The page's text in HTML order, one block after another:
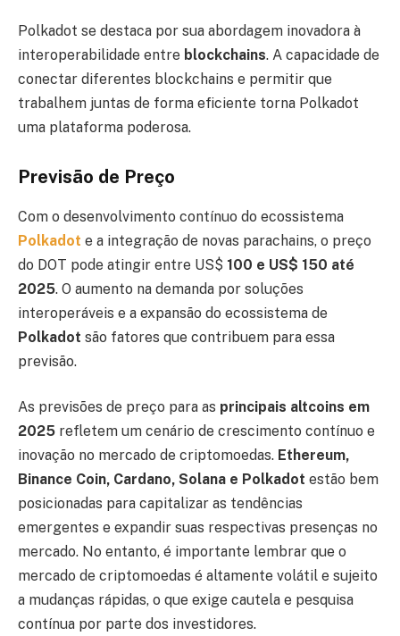
Polkadot se destaca por sua abordagem inovadora à
interoperabilidade entre blockchains. A capacidade de
conectar diferentes blockchains e permitir que
trabalhem juntas de forma eficiente torna Polkadot
uma plataforma poderosa.
Previsão de Preço
Com o desenvolvimento contínuo do ecossistema
Polkadot e a integração de novas parachains, o preço
do DOT pode atingir entre US$ 100 e US$ 150 até
2025. O aumento na demanda por soluções
interoperáveis e a expansão do ecossistema de
Polkadot são fatores que contribuem para essa
previsão.
As previsões de preço para as principais altcoins em
2025 refletem um cenário de crescimento contínuo e
inovação no mercado de criptomoedas. Ethereum,
Binance Coin, Cardano, Solana e Polkadot estão bem
posicionadas para capitalizar as tendências
emergentes e expandir suas respectivas presenças no
mercado. No entanto, é importante lembrar que o
mercado de criptomoedas é altamente volátil e sujeito
a mudanças rápidas, o que exige cautela e pesquisa
contínua por parte dos investidores.